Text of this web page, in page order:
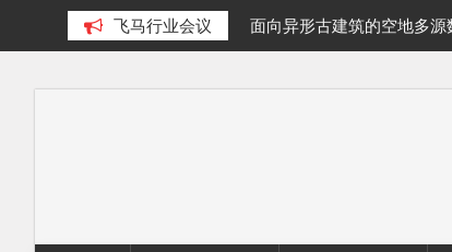
飞马行业会议
提取及面积动态变化研究
面向异形古建筑的空地多
究